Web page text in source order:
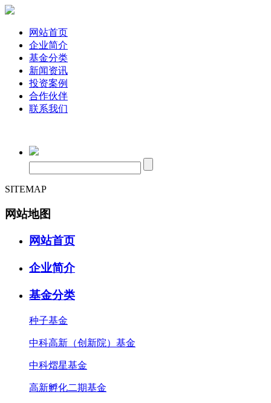
网站首页
企业简介
基金分类
新闻资讯
投资案例
合作伙伴
联系我们
SITEMAP
网站地图
网站首页
企业简介
基金分类
种子基金
中科高新（创新院）基金
中科熠星基金
高新孵化二期基金